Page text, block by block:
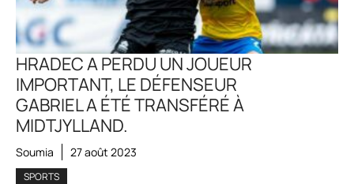
HRADEC A PERDU UN JOUEUR
IMPORTANT, LE DÉFENSEUR
GABRIEL A ÉTÉ TRANSFÉRÉ À
MIDTJYLLAND.
Soumia 27 août 2023
SPORTS